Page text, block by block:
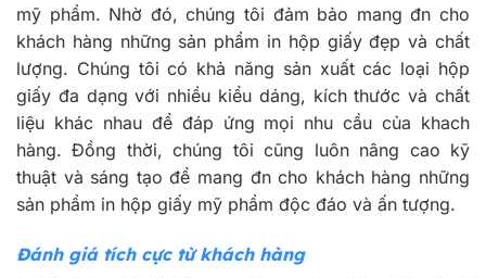
mỹ phẩm. Nhờ đó, chúng tôi đảm bảo mang đn cho
khách hàng những sản phẩm in hộp giấy đẹp và chất
lượng. Chúng tôi có khả năng sản xuất các loại hộp
giấy đa dạng với nhiều kiểu dáng, kích thước và chất
liệu khác nhau để đáp ứng mọi nhu cầu của khach
hàng. Đồng thời, chúng tôi cũng luôn nâng cao kỹ
thuật và sáng tạo để mang đn cho khách hàng những
sản phẩm in hộp giấy mỹ phẩm độc đáo và ấn tượng.
Đánh giá tích cực từ khách hàng